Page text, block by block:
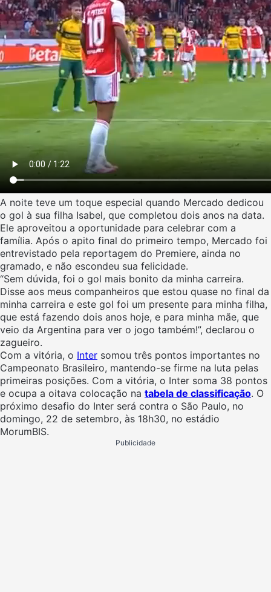
A noite teve um toque especial quando Mercado dedicou
o gol à sua filha Isabel, que completou dois anos na data.
Ele aproveitou a oportunidade para celebrar com a
família. Após o apito final do primeiro tempo, Mercado foi
entrevistado pela reportagem do Premiere, ainda no
gramado, e não escondeu sua felicidade.
“Sem dúvida, foi o gol mais bonito da minha carreira.
Disse aos meus companheiros que estou quase no final da
minha carreira e este gol foi um presente para minha filha,
que está fazendo dois anos hoje, e para minha mãe, que
veio da Argentina para ver o jogo também!”, declarou o
zagueiro.
Com a vitória, o Inter somou três pontos importantes no
Campeonato Brasileiro, mantendo-se firme na luta pelas
primeiras posições. Com a vitória, o Inter soma 38 pontos
e ocupa a oitava colocação na tabela de classificação. O
próximo desafio do Inter será contra o São Paulo, no
domingo, 22 de setembro, às 18h30, no estádio
MorumBIS.
Publicidade